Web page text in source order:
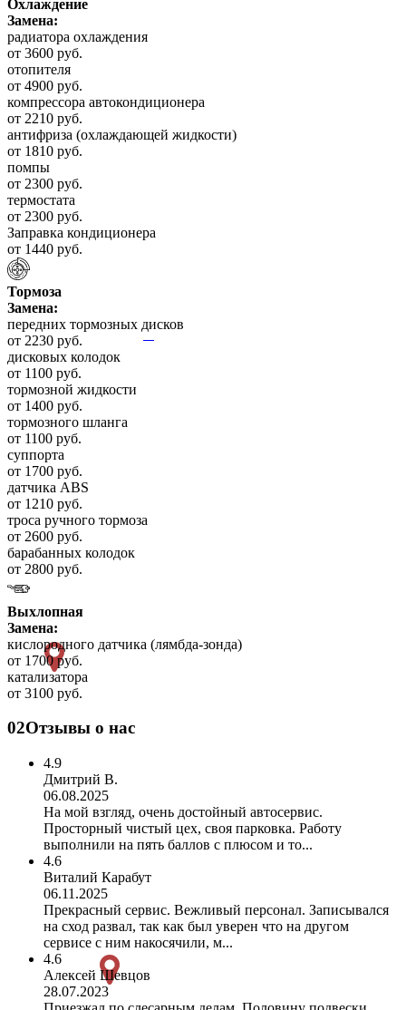
Охлаждение
Замена:
радиатора охлаждения
от 3600 руб.
отопителя
от 4900 руб.
компрессора автокондиционера
от 2210 руб.
антифриза (охлаждающей жидкости)
от 1810 руб.
помпы
от 2300 руб.
термостата
от 2300 руб.
Заправка кондиционера
от 1440 руб.
Тормоза
Замена:
передних тормозных дисков
от 2230 руб.
дисковых колодок
от 1100 руб.
тормозной жидкости
от 1400 руб.
тормозного шланга
от 1100 руб.
суппорта
от 1700 руб.
датчика ABS
от 1210 руб.
троса ручного тормоза
от 2600 руб.
барабанных колодок
от 2800 руб.
Выхлопная
Замена:
кислородного датчика (лямбда-зонда)
от 1700 руб.
катализатора
от 3100 руб.
02Отзывы о нас
4.9
Дмитрий В.
06.08.2025
На мой взгляд, очень достойный автосервис.
Просторный чистый цех, своя парковка. Работу
выполнили на пять баллов с плюсом и то...
4.6
Виталий Карабут
06.11.2025
Прекрасный сервис. Вежливый персонал. Записывался
на сход развал, так как был уверен что на другом
сервисе с ним накосячили, м...
4.6
Алексей Шевцов
28.07.2023